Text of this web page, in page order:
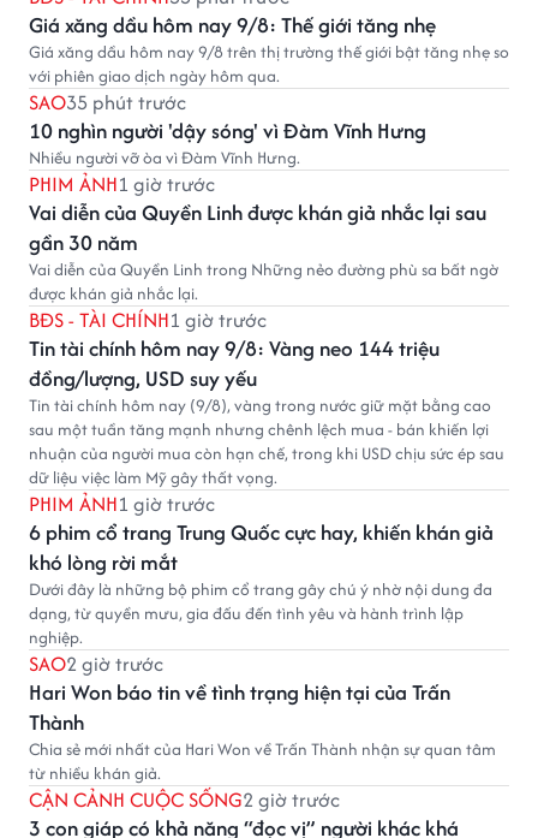
Giá xăng dầu hôm nay 9/8: Thế giới tăng nhẹ
Giá xăng dầu hôm nay 9/8 trên thị trường thế giới bật tăng nhẹ so
với phiên giao dịch ngày hôm qua.
SAO35 phút trước
10 nghìn người 'dậy sóng' vì Đàm Vĩnh Hưng
Nhiều người vỡ òa vì Đàm Vĩnh Hưng.
PHIM ẢNH1 giờ trước
Vai diễn của Quyền Linh được khán giả nhắc lại sau
gần 30 năm
Vai diễn của Quyền Linh trong Những nẻo đường phù sa bất ngờ
được khán giả nhắc lại.
BĐS - TÀI CHÍNH1 giờ trước
Tin tài chính hôm nay 9/8: Vàng neo 144 triệu
đồng/lượng, USD suy yếu
Tin tài chính hôm nay (9/8), vàng trong nước giữ mặt bằng cao
sau một tuần tăng mạnh nhưng chênh lệch mua - bán khiến lợi
nhuận của người mua còn hạn chế, trong khi USD chịu sức ép sau
dữ liệu việc làm Mỹ gây thất vọng.
PHIM ẢNH1 giờ trước
6 phim cổ trang Trung Quốc cực hay, khiến khán giả
khó lòng rời mắt
Dưới đây là những bộ phim cổ trang gây chú ý nhờ nội dung đa
dạng, từ quyền mưu, gia đấu đến tình yêu và hành trình lập
nghiệp.
SAO2 giờ trước
Hari Won báo tin về tình trạng hiện tại của Trấn
Thành
Chia sẻ mới nhất của Hari Won về Trấn Thành nhận sự quan tâm
từ nhiều khán giả.
CẬN CẢNH CUỘC SỐNG2 giờ trước
3 con giáp có khả năng “đọc vị” người khác khá